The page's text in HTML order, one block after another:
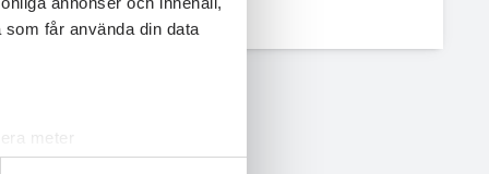
får använda din data